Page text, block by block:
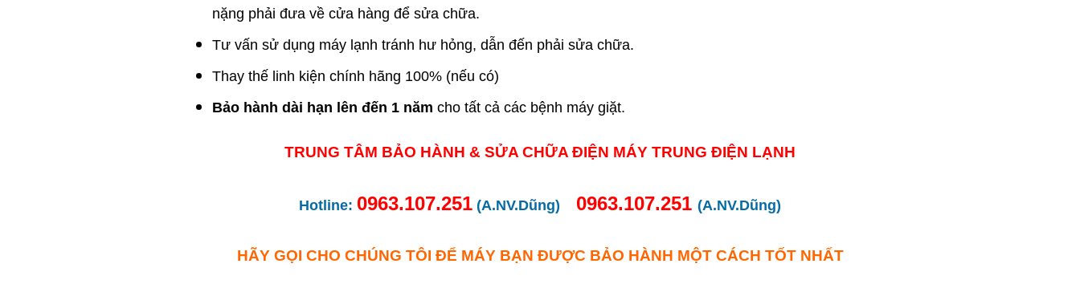
nặng phải đưa về cửa hàng để sửa chữa.
Tư vấn sử dụng máy lạnh tránh hư hỏng, dẫn đến phải sửa chữa.
Thay thế linh kiện chính hãng 100% (nếu có)
Bảo hành dài hạn lên đến 1 năm cho tất cả các bệnh máy giặt.
TRUNG TÂM BẢO HÀNH & SỬA CHỮA ĐIỆN MÁY TRUNG ĐIỆN LẠNH
Hotline: 0963.107.251 (A.NV.Dũng) 0963.107.251 (A.NV.Dũng)
HÃY GỌI CHO CHÚNG TÔI ĐỂ MÁY BẠN ĐƯỢC BẢO HÀNH MỘT CÁCH TỐT NHẤT